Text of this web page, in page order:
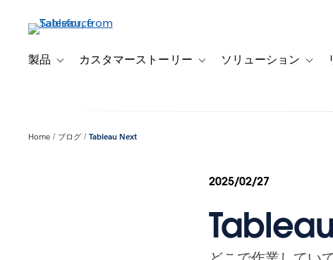
製品 Toggle sub-navigation for 製品
カスタマーストーリー Toggle sub-navigation for カス
ソリューション
Home ブログ Tableau Next
2025/02/27